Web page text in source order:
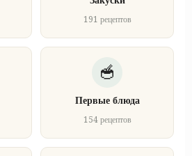
191 рецептов
Первые блюда
154 рецептов